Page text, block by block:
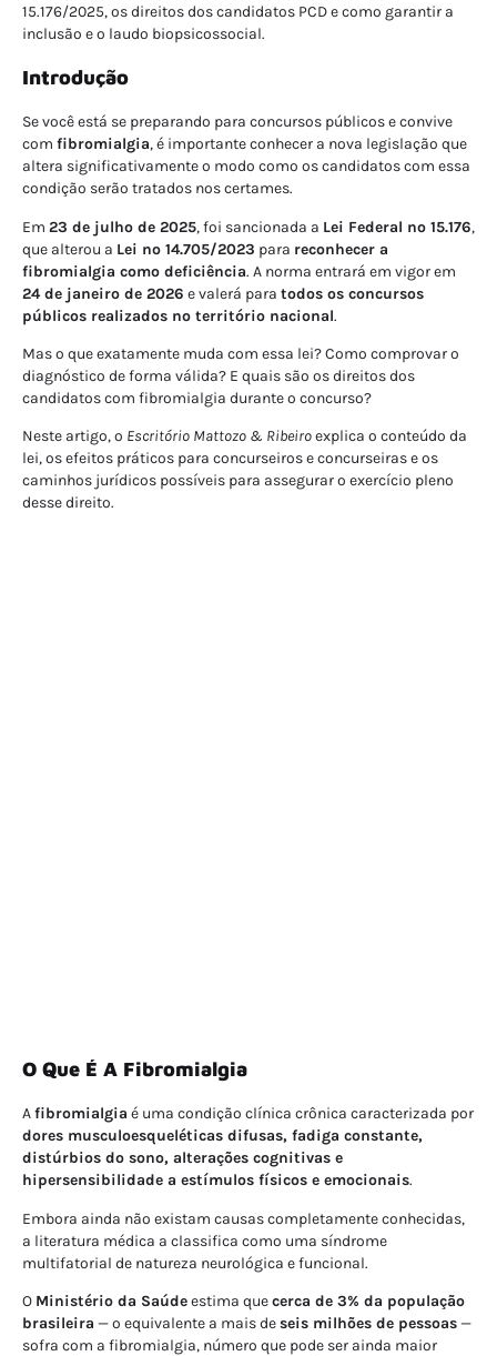
15.176/2025, os direitos dos candidatos PCD e como garantir a
inclusão e o laudo biopsicossocial.
Introdução
Se você está se preparando para concursos públicos e convive
com fibromialgia, é importante conhecer a nova legislação que
altera significativamente o modo como os candidatos com essa
condição serão tratados nos certames.
Em 23 de julho de 2025, foi sancionada a Lei Federal nº 15.176,
que alterou a Lei nº 14.705/2023 para reconhecer a
fibromialgia como deficiência. A norma entrará em vigor em
24 de janeiro de 2026 e valerá para todos os concursos
públicos realizados no território nacional.
Mas o que exatamente muda com essa lei? Como comprovar o
diagnóstico de forma válida? E quais são os direitos dos
candidatos com fibromialgia durante o concurso?
Neste artigo, o Escritório Mattozo & Ribeiroexplica o conteúdo da
lei, os efeitos práticos para concurseiros e concurseiras e os
caminhos jurídicos possíveis para assegurar o exercício pleno
desse direito.
O Que É A Fibromialgia
Afibromialgia é uma condição clínica crônica caracterizada por
dores musculoesqueléticas difusas, fadiga constante,
distúrbios do sono, alterações cognitivas e
hipersensibilidade a estímulos físicos e emocionais.
Embora ainda não existam causas completamente conhecidas,
a literatura médica a classifica como uma síndrome
multifatorial de natureza neurológica e funcional.
O Ministério da Saúdeestima quecerca de 3% da população
brasileira — o equivalente a mais deseis milhões de pessoas—
sofra com a fibromialgia, número que pode ser ainda maior